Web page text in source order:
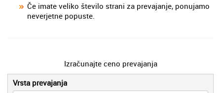
Če imate veliko število strani za prevajanje, ponujamo
neverjetne popuste.
Izračunajte ceno prevajanja
Vrsta prevajanja